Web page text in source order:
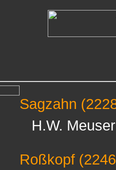
Sagzahn
H.W. Meuser
Roßkopf